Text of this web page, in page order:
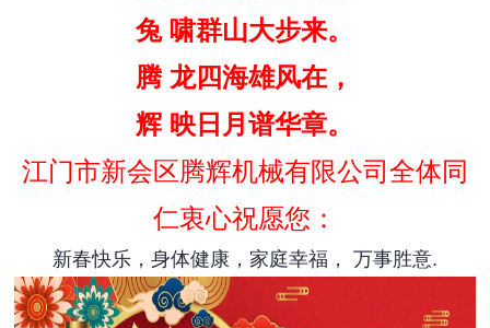
兔 啸群山大步来。
腾 龙四海雄风在，
辉 映日月谱华章。
江门市新会区腾辉机械有限公司全体同
仁衷心祝愿您：
新春快乐，身体健康，家庭幸福， 万事胜意.